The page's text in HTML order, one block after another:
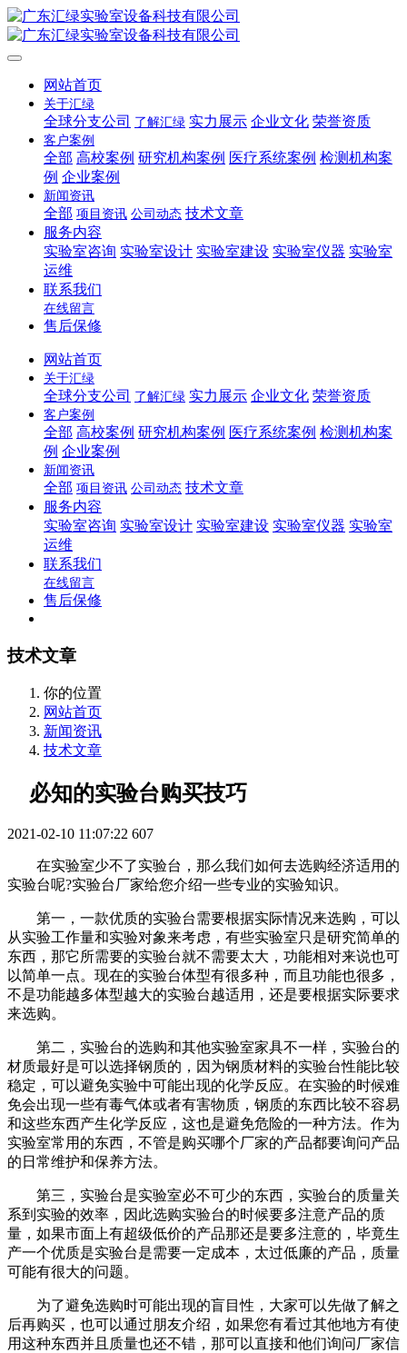
网站首页
关于汇绿
全球分支公司 了解汇绿 实力展示 企业文化 荣誉资质
客户案例
全部 高校案例 研究机构案例 医疗系统案例 检测机构案
例 企业案例
新闻资讯
全部 项目资讯 公司动态 技术文章
服务内容
实验室咨询 实验室设计 实验室建设 实验室仪器 实验室
运维
联系我们
在线留言
售后保修
网站首页
关于汇绿
全球分支公司 了解汇绿 实力展示 企业文化 荣誉资质
客户案例
全部 高校案例 研究机构案例 医疗系统案例 检测机构案
例 企业案例
新闻资讯
全部 项目资讯 公司动态 技术文章
服务内容
实验室咨询 实验室设计 实验室建设 实验室仪器 实验室
运维
联系我们
在线留言
售后保修
技术文章
你的位置
网站首页
新闻资讯
技术文章
必知的实验台购买技巧
2021-02-10 11:07:22 607
在实验室少不了实验台，那么我们如何去选购经济适用的
实验台呢?实验台厂家给您介绍一些专业的实验知识。
第一，一款优质的实验台需要根据实际情况来选购，可以
从实验工作量和实验对象来考虑，有些实验室只是研究简单的
东西，那它所需要的实验台就不需要太大，功能相对来说也可
以简单一点。现在的实验台体型有很多种，而且功能也很多，
不是功能越多体型越大的实验台越适用，还是要根据实际要求
来选购。
第二，实验台的选购和其他实验室家具不一样，实验台的
材质最好是可以选择钢质的，因为钢质材料的实验台性能比较
稳定，可以避免实验中可能出现的化学反应。在实验的时候难
免会出现一些有毒气体或者有害物质，钢质的东西比较不容易
和这些东西产生化学反应，这也是避免危险的一种方法。作为
实验室常用的东西，不管是购买哪个厂家的产品都要询问产品
的日常维护和保养方法。
第三，实验台是实验室必不可少的东西，实验台的质量关
系到实验的效率，因此选购实验台的时候要多注意产品的质
量，如果市面上有超级低价的产品那还是要多注意的，毕竟生
产一个优质是实验台是需要一定成本，太过低廉的产品，质量
可能有很大的问题。
为了避免选购时可能出现的盲目性，大家可以先做了解之
后再购买，也可以通过朋友介绍，如果您有看过其他地方有使
用这种东西并且质量也还不错，那可以直接和他们询问厂家信